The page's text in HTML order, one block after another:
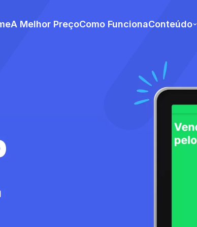
A Melhor PreçoComo FuncionaConteúdo